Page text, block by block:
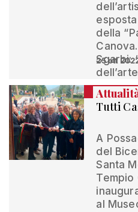
della
Sgarbi:
25 ott
Tutti
A
del
Santa
Tempio
al